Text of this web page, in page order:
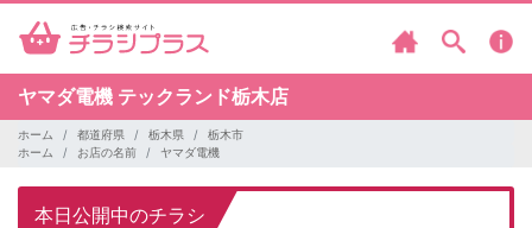
ヤマダ電機 テックランド栃木店
ホーム 都道府県 栃木県
栃木市
ホーム
お店の名前 ヤマダ電機
本日公開中のチラシ